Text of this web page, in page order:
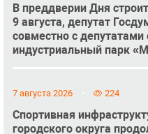
В преддверии Дня
9 августа, депутат
совместно с
индустриальный парк
7 августа 2026 224
Спортивная
городского округа